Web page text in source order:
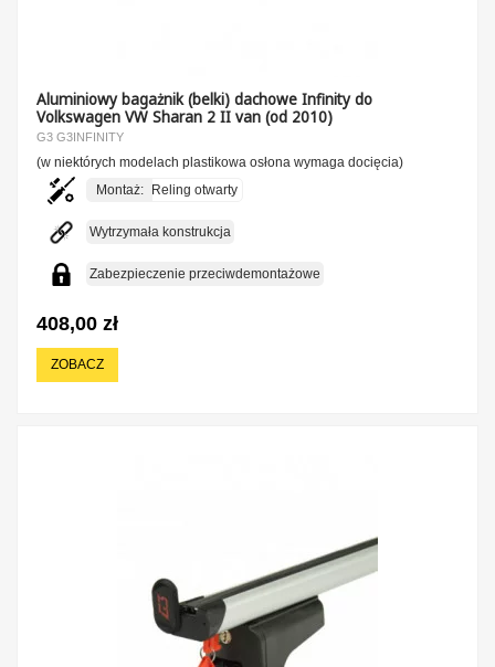
Aluminiowy bagażnik (belki) dachowe Infinity do
Volkswagen VW Sharan 2 II van (od 2010)
G3 G3INFINITY
(w niektórych modelach plastikowa osłona wymaga docięcia)
Montaż: Reling otwarty
Wytrzymała konstrukcja
Zabezpieczenie przeciwdemontażowe
408,00 zł
ZOBACZ